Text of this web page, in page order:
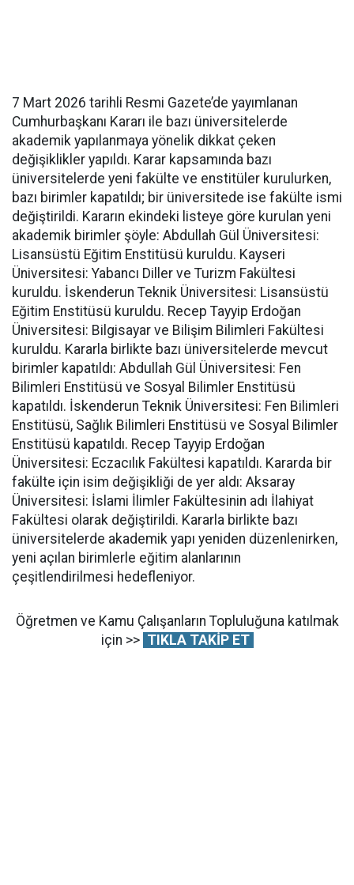
7 Mart 2026 tarihli Resmi Gazete’de yayımlanan
Cumhurbaşkanı Kararı ile bazı üniversitelerde
akademik yapılanmaya yönelik dikkat çeken
değişiklikler yapıldı. Karar kapsamında bazı
üniversitelerde yeni fakülte ve enstitüler kurulurken,
bazı birimler kapatıldı; bir üniversitede ise fakülte ismi
değiştirildi. Kararın ekindeki listeye göre kurulan yeni
akademik birimler şöyle: Abdullah Gül Üniversitesi:
Lisansüstü Eğitim Enstitüsü kuruldu. Kayseri
Üniversitesi: Yabancı Diller ve Turizm Fakültesi
kuruldu. İskenderun Teknik Üniversitesi: Lisansüstü
Eğitim Enstitüsü kuruldu. Recep Tayyip Erdoğan
Üniversitesi: Bilgisayar ve Bilişim Bilimleri Fakültesi
kuruldu. Kararla birlikte bazı üniversitelerde mevcut
birimler kapatıldı: Abdullah Gül Üniversitesi: Fen
Bilimleri Enstitüsü ve Sosyal Bilimler Enstitüsü
kapatıldı. İskenderun Teknik Üniversitesi: Fen Bilimleri
Enstitüsü, Sağlık Bilimleri Enstitüsü ve Sosyal Bilimler
Enstitüsü kapatıldı. Recep Tayyip Erdoğan
Üniversitesi: Eczacılık Fakültesi kapatıldı. Kararda bir
fakülte için isim değişikliği de yer aldı: Aksaray
Üniversitesi: İslami İlimler Fakültesinin adı İlahiyat
Fakültesi olarak değiştirildi. Kararla birlikte bazı
üniversitelerde akademik yapı yeniden düzenlenirken,
yeni açılan birimlerle eğitim alanlarının
çeşitlendirilmesi hedefleniyor.
Öğretmen ve Kamu Çalışanların Topluluğuna katılmak
için >> TIKLA TAKİP ET